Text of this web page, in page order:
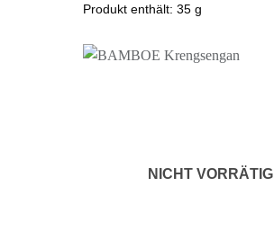
Produkt enthält: 35 g
NICHT VORRÄTIG